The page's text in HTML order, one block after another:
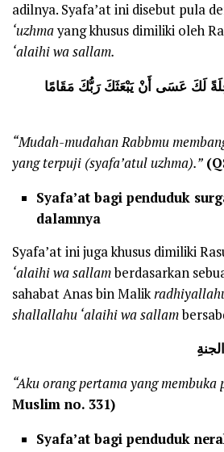
adilnya. Syafa’at ini disebut pula
‘uzhmayang khusus dimiliki oleh
‘alaihi wa sallam.
لَكَ عَسَى أَنْ يَبْعَثَكَ رَبُّكَ مَقَامًا
“Mudah-mudahan Rabbmu
yang terpuji (syafa’atul uzhma).”
Syafa’at bagi penduduk
dalamnya
Syafa’at ini juga khusus dimiliki
‘alaihi wa sallamberdasarkan
sahabat Anas bin Malik
shallallahu ‘alaihi wa sallam
“Aku orang pertama yang membuka
Muslim no. 331)
Syafa’at bagi penduduk